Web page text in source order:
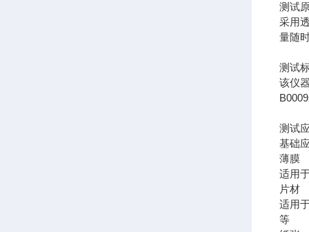
测试
采用
量随
测试
该仪
测试
基础
薄
适用
片
适用
等